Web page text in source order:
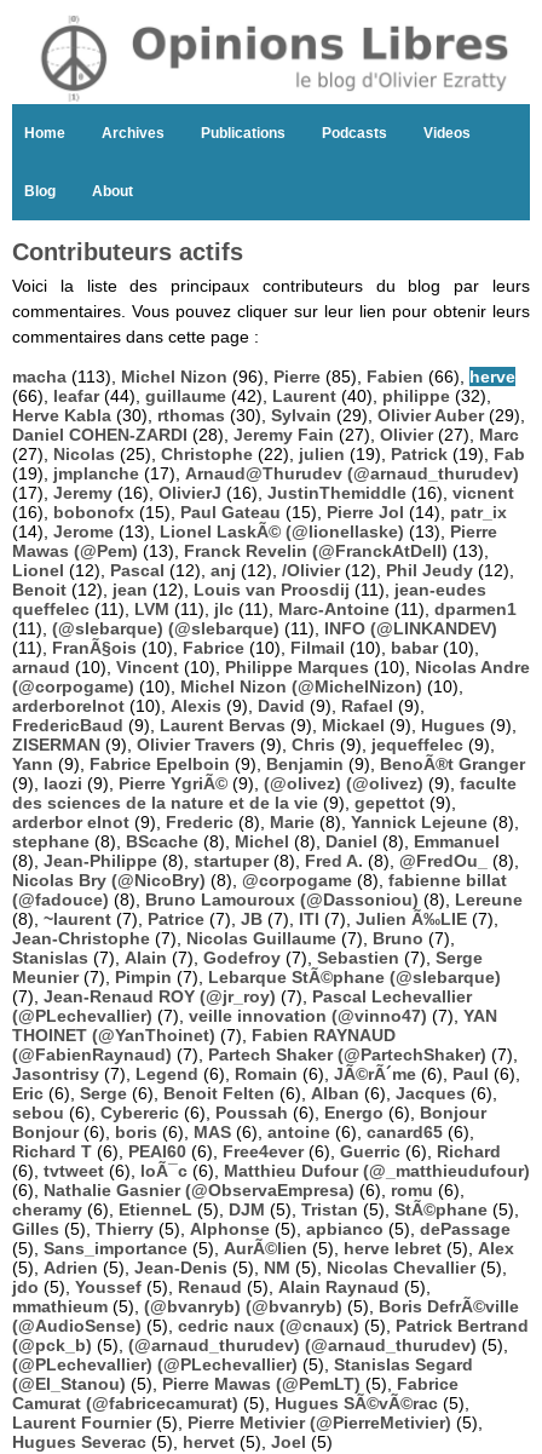
Home Archives Publications Podcasts Videos
Blog About
Contributeurs actifs
Voici la liste des principaux contributeurs du blog par leurs
commentaires. Vous pouvez cliquer sur leur lien pour obtenir leurs
commentaires dans cette page :
macha (113), Michel Nizon (96), Pierre (85), Fabien (66), herve
(66), leafar(44), guillaume (42), Laurent (40), philippe (32),
Herve Kabla (30), rthomas (30), Sylvain (29), Olivier Auber(29),
Daniel COHEN-ZARDI (28), Jeremy Fain (27), Olivier(27), Marc
(27), Nicolas (25), Christophe (22), julien (19), Patrick (19), Fab
(19), jmplanche (17), Arnaud@Thurudev (@arnaud_thurudev)
(17), Jeremy (16), OlivierJ (16), JustinThemiddle (16), vicnent
(16), bobonofx (15), Paul Gateau (15), Pierre Jol (14), patr_ix
(14), Jerome (13), Lionel LaskÃ© (@lionellaske) (13), Pierre
Mawas (@Pem) (13), Franck Revelin (@FranckAtDell) (13),
Lionel (12), Pascal (12), anj (12), /Olivier(12), Phil Jeudy (12),
Benoit (12), jean (12), Louis van Proosdij (11), jean-eudes
queffelec (11), LVM (11), jlc (11), Marc-Antoine (11), dparmen1
(11), (@slebarque) (@slebarque) (11), INFO (@LINKANDEV)
(11), FranÃ§ois (10), Fabrice (10), Filmail (10), babar(10),
arnaud (10), Vincent (10), Philippe Marques (10), Nicolas Andre
(@corpogame) (10), Michel Nizon (@MichelNizon) (10),
arderborelnot (10), Alexis (9), David (9), Rafael (9),
FredericBaud (9), Laurent Bervas (9), Mickael (9), Hugues (9),
ZISERMAN (9), Olivier Travers (9), Chris (9), jequeffelec (9),
Yann (9), Fabrice Epelboin (9), Benjamin (9), BenoÃ®t Granger
(9), laozi (9), Pierre YgriÃ© (9), (@olivez) (@olivez) (9), faculte
des sciences de la nature et de la vie (9), gepettot (9),
arderbor elnot (9), Frederic (8), Marie (8), Yannick Lejeune (8),
stephane (8), BScache (8), Michel (8), Daniel (8), Emmanuel
(8), Jean-Philippe (8), startuper(8), Fred A. (8), @FredOu_
(8),
Nicolas Bry (@NicoBry) (8), @corpogame (8), fabienne billat
(@fadouce) (8), Bruno Lamouroux (@Dassoniou) (8), Lereune
(8), ~laurent (7), Patrice (7), JB (7), ITI (7), Julien Ã‰LIE (7),
Jean-Christophe (7), Nicolas Guillaume (7), Bruno (7),
Stanislas (7), Alain (7), Godefroy (7), Sebastien (7), Serge
Meunier(7), Pimpin (7), Lebarque StÃ©phane (@slebarque)
(7), Jean-Renaud ROY (@jr_roy) (7), Pascal Lechevallier
(@PLechevallier) (7), veille innovation (@vinno47) (7), YAN
THOINET (@YanThoinet) (7), Fabien RAYNAUD
(@FabienRaynaud) (7), Partech Shaker (@PartechShaker) (7),
Jasontrisy (7), Legend (6), Romain (6), JÃ©rÃ´me (6), Paul (6),
Eric (6), Serge (6), Benoit Felten (6), Alban (6), Jacques (6),
sebou (6), Cybereric (6), Poussah (6), Energo (6), Bonjour
Bonjour(6), boris (6), MAS (6), antoine (6), canard65 (6),
Richard T (6), PEAI60 (6), Free4ever(6), Guerric (6), Richard
(6), tvtweet (6), loÃ¯c (6), Matthieu Dufour (@_matthieudufour)
(6), Nathalie Gasnier (@ObservaEmpresa) (6), romu (6),
cheramy (6), EtienneL (5), DJM (5), Tristan (5), StÃ©phane (5),
Gilles (5), Thierry (5), Alphonse (5), apbianco (5), dePassage
(5), Sans_importance (5), AurÃ©lien (5), herve lebret (5), Alex
(5), Adrien (5), Jean-Denis (5), NM (5), Nicolas Chevallier(5),
jdo (5), Youssef (5), Renaud (5), Alain Raynaud (5),
mmathieum (5), (@bvanryb) (@bvanryb) (5), Boris DefrÃ©ville
(@AudioSense) (5), cedric naux (@cnaux) (5), Patrick Bertrand
(@pck_b) (5), (@arnaud_thurudev) (@arnaud_thurudev) (5),
(@PLechevallier) (@PLechevallier) (5), Stanislas Segard
(@El_Stanou) (5), Pierre Mawas (@PemLT) (5), Fabrice
Camurat (@fabricecamurat) (5), Hugues SÃ©vÃ©rac (5),
Laurent Fournier(5), Pierre Metivier (@PierreMetivier) (5),
Hugues Severac (5), hervet (5), Joel (5)